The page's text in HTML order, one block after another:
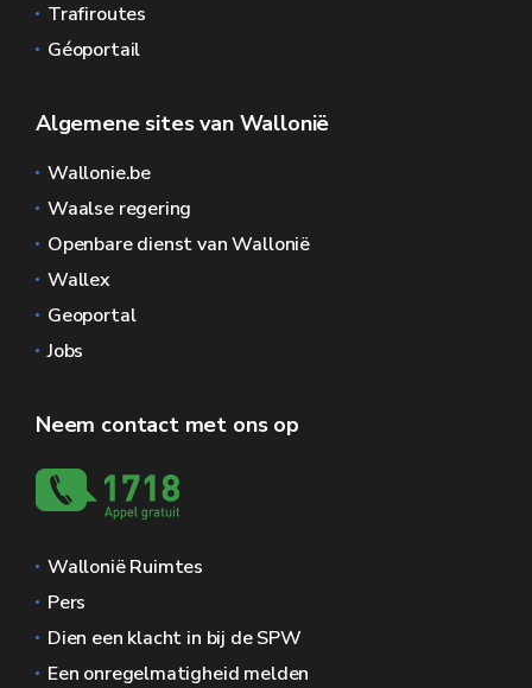
Trafiroutes
Géoportail
Algemene sites van Wallonië
Wallonie.be
Waalse regering
Openbare dienst van Wallonië
Wallex
Geoportal
Jobs
Neem contact met ons op
Wallonië Ruimtes
Pers
Dien een klacht in bij de SPW
Een onregelmatigheid melden